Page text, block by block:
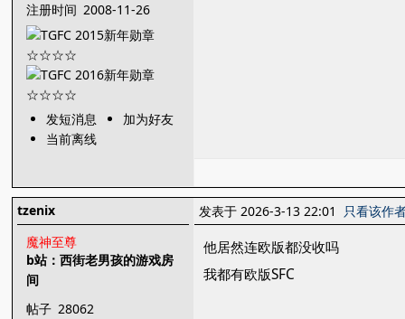
注册时间 2008-11-26
发短消息
加为好友
当前离线
tzenix
魔神至尊
b站：西街老男孩的游戏房
间
帖子 28062
发表于 2026-3-13 22:01 只看该作
他居然连欧版都没收吗
我都有欧版SFC